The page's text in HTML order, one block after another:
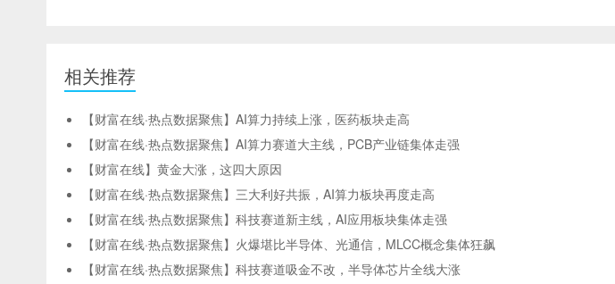
相关推荐
【财富在线·热点数据聚焦】AI算力持续上涨，医药板块走高
【财富在线·热点数据聚焦】AI算力赛道大主线，PCB产业链集体走强
【财富在线】黄金大涨，这四大原因
【财富在线·热点数据聚焦】三大利好共振，AI算力板块再度走高
【财富在线·热点数据聚焦】科技赛道新主线，AI应用板块集体走强
【财富在线·热点数据聚焦】火爆堪比半导体、光通信，MLCC概念集体狂飙
【财富在线·热点数据聚焦】科技赛道吸金不改，半导体芯片全线大涨